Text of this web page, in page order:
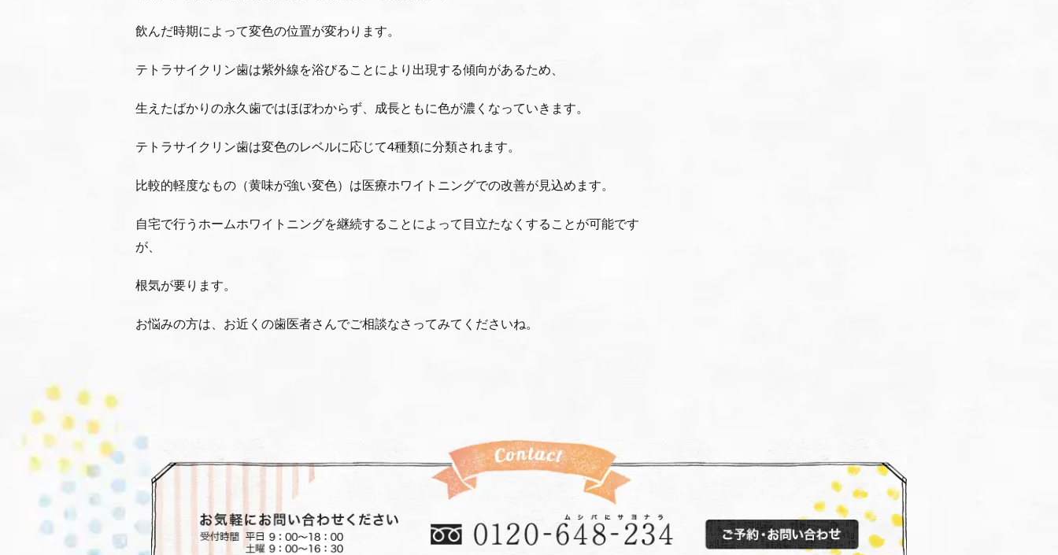
飲んだ時期によって変色の位置が変わります。
テトラサイクリン歯は紫外線を浴びることにより出現する傾向があるため、
生えたばかりの永久歯ではほぼわからず、成長ともに色が濃くなっていきます。
テトラサイクリン歯は変色のレベルに応じて4種類に分類されます。
比較的軽度なもの（黄味が強い変色）は医療ホワイトニングでの改善が見込めます。
自宅で行う ホームホワイトニングを継続することによって目立たなくすることが可能です
が、
根気が要ります。
お悩みの方は、お近くの歯医者さんでご相談なさってみてくださいね。